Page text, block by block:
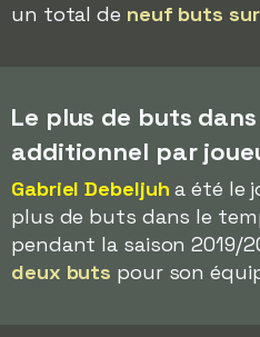
un total de neuf buts
Le plus de buts
additionnel par
Gabriel Debeljuh a été le
plus de buts dans le
pendant la saison 2019/
deux buts pour son